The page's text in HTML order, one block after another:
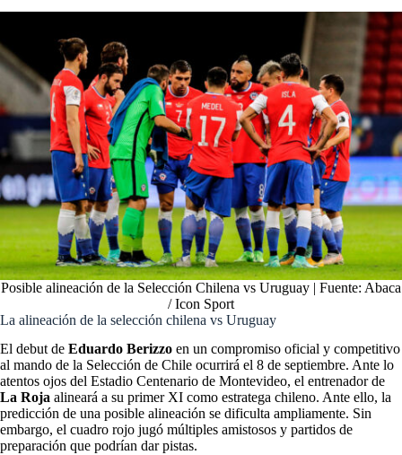
Posible alineación de la Selección Chilena vs Uruguay | Fuente: Abaca
/ Icon Sport
La alineación de la selección chilena vs Uruguay
El debut de Eduardo Berizzo en un compromiso oficial y competitivo
al mando de la Selección de Chile ocurrirá el 8 de septiembre. Ante lo
atentos ojos del Estadio Centenario de Montevideo, el entrenador de
La Roja alineará a su primer XI como estratega chileno. Ante ello, la
predicción de una posible alineación se dificulta ampliamente. Sin
embargo, el cuadro rojo jugó múltiples amistosos y partidos de
preparación que podrían dar pistas.